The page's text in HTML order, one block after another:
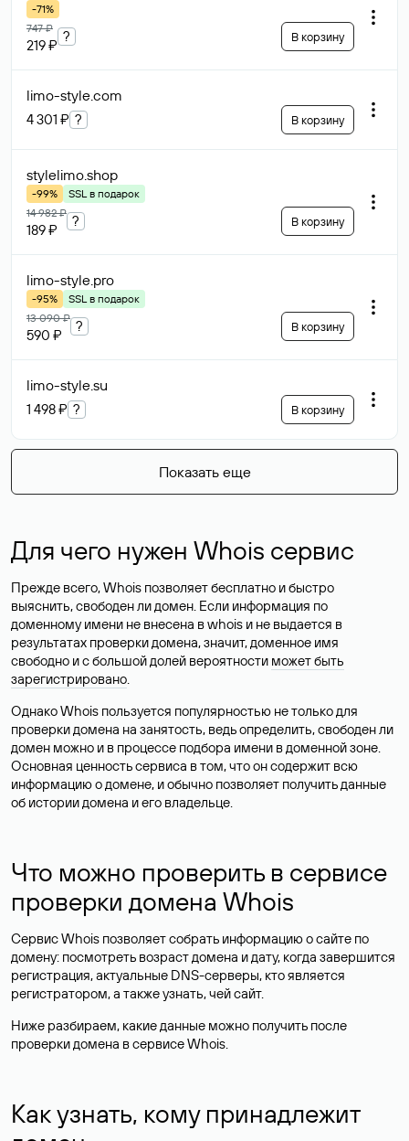
-71%
747 ₽
219 ₽
? В корзину
limo-style.com
4 301 ₽ ? В корзину
stylelimo.shop
-99%
SSL в подарок
14 982 ₽
189 ₽
? В корзину
limo-style.pro
-95%
SSL в подарок
13 090 ₽
590 ₽
? В корзину
limo-style.su
1 498 ₽ ? В корзину
Показать еще
Для чего нужен Whois сервис
Прежде всего, Whois позволяет бесплатно и быстро
выяснить, свободен ли домен. Если информация по
доменному имени не внесена в whois и не выдается в
результатах проверки домена, значит, доменное имя
свободно и с большой долей вероятности может быть
зарегистрировано.
Однако Whois пользуется популярностью не только для
проверки домена на занятость, ведь определить, свободен ли
домен можно и в процессе подбора имени в доменной зоне.
Основная ценность сервиса в том, что он содержит всю
информацию о домене, и обычно позволяет получить данные
об истории домена и его владельце.
Что можно проверить в сервисе
проверки домена Whois
Сервис Whois позволяет собрать информацию о сайте по
домену: посмотреть возраст домена и дату, когда завершится
регистрация, актуальные DNS-серверы, кто является
регистратором, а также узнать, чей сайт.
Ниже разбираем, какие данные можно получить после
проверки домена в сервисе Whois.
Как узнать, кому принадлежит